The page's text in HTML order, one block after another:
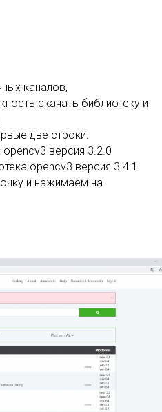
каналов,
скачать библиотеку и
две строки:
opencv3 версия 3.2.0
opencv3 версия 3.4.1
и нажимаем на